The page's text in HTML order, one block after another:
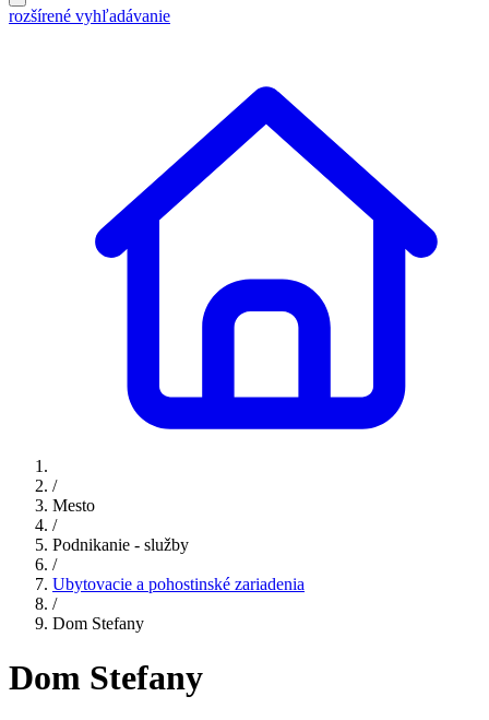
rozšírené vyhľadávanie
/
Mesto
/
Podnikanie - služby
/
Ubytovacie a pohostinské zariadenia
/
Dom Stefany
Dom Stefany